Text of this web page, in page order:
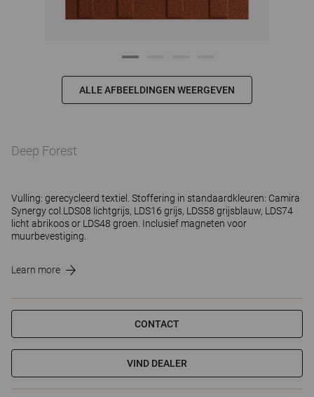
ALLE AFBEELDINGEN WEERGEVEN
Deep Forest
Vulling: gerecycleerd textiel. Stoffering in standaardkleuren: Camira
Synergy col.LDS08 lichtgrijs, LDS16 grijs, LDS58 grijsblauw, LDS74
licht abrikoos or LDS48 groen. Inclusief magneten voor
muurbevestiging.
Learn more
CONTACT
VIND DEALER